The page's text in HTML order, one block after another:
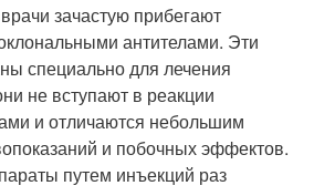
зачастую прибегают
антителами. Эти
специально для лечения
не вступают в реакции
и отличаются небольшим
и побочных эффектов.
путем инъекций раз